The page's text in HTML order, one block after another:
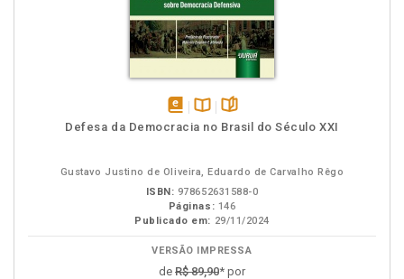
disponívelDisponível
páginas
Defesa da Democracia no Brasil do Século XXI
Gustavo Justino de Oliveira, Eduardo de Carvalho Rêgo
ISBN: 978652631588-0
Páginas: 146
Publicado em: 29/11/2024
VERSÃO IMPRESSA
de R$ 89,90* por